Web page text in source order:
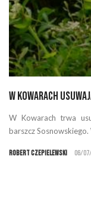
W Kowarach
W Kowarach trwa
barszcz
Robert Czepielewski 06/